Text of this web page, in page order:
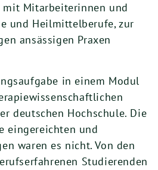
mit Mitarbeiterinnen und
und Heilmittelberufe, zur
ansässigen Praxen
in einem Modul
deutschen Hochschule. Die
eingereichten und
waren es nicht. Von den
Studierenden